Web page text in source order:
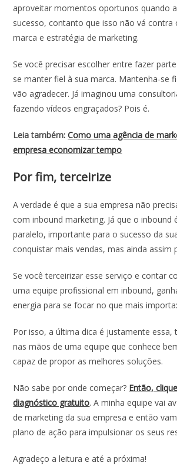
aproveitar momentos oportunos quando
sucesso, contanto que isso não vá contra
marca e estratégia de marketing.
Se você precisar escolher entre fazer
se manter fiel à sua marca. Mantenha-se
vão agradecer. Já imaginou uma
fazendo vídeos engraçados? Pois é.
Leia também:Como uma agência de
empresa economizar tempo
Por fim, terceirize
A verdade é que a sua empresa não
com inbound marketing. Já que o inbound
paralelo, importante para o sucesso da
conquistar mais vendas, mas ainda assim
Se você terceirizar esse serviço e contar
uma equipe profissional em inbound,
energia para se focar no que mais
Por isso, a última dica é justamente essa,
nas mãos de uma equipe que conhece
capaz de propor as melhores soluções.
Não sabe por onde começar? Então,
diagnóstico gratuito. A minha equipe vai
de marketing da sua empresa e então
plano de ação para impulsionar os seus
Agradeço a leitura e até a próxima!